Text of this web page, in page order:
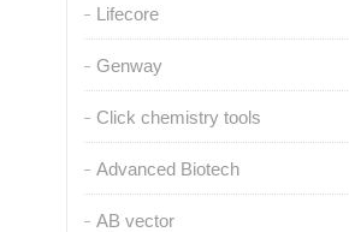
Lifecore
Genway
Click chemistry tools
Advanced Biotech
AB vector